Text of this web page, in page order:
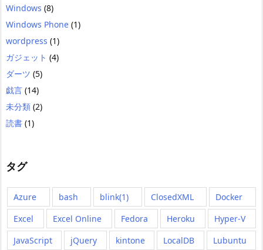
Windows (8)
Windows Phone (1)
wordpress (1)
ガジェット (4)
ダーツ (5)
戯言 (14)
未分類 (2)
読書 (1)
タグ
Azure bash blink(1) ClosedXML
Docker
Excel
Excel Online Fedora Heroku
Hyper-V
JavaScript
jQuery kintone LocalDB
Lubuntu